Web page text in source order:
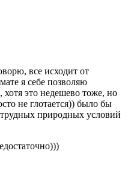
все исходит от
я себе позволяю
это недешево тоже, но
не глотается)) было бы
природных условий